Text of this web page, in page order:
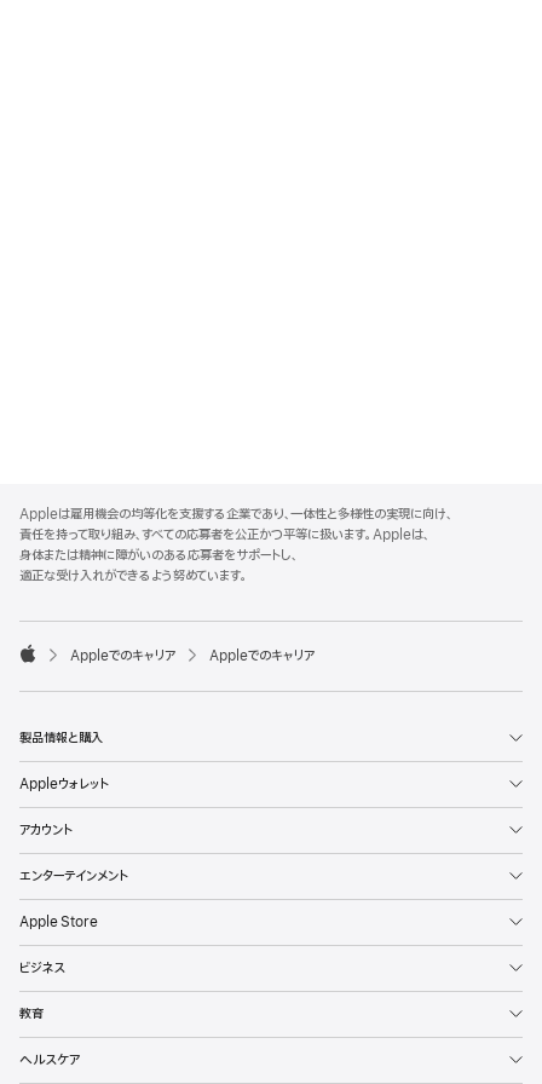
p
p
l
e
o
t
Appleは雇用機会の均等化を支援する企業であり、一体性と多様性の実現に向け、
責任を持って取り組み、すべての応募者を公正かつ平等に扱います。Appleは、
身体または精神に障がいのある応募者をサポートし、
適正な受け入れができるよう努めています。

p
l
Appleでのキャリア Appleでのキャリア
製品情報と購入
Appleウォレット
アカウント
エンターテインメント
Apple Store
ビジネス
教育
ヘルスケア